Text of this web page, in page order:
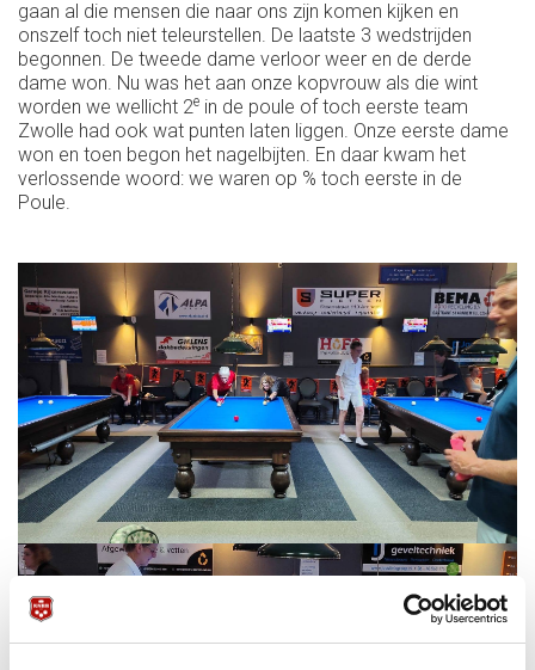
gaan al die mensen die naar ons zijn komen kijken en
onszelf toch niet teleurstellen. De laatste 3 wedstrijden
begonnen. De tweede dame verloor weer en de derde
dame won. Nu was het aan onze kopvrouw als die wint
worden we wellicht 2e in de poule of toch eerste team
Zwolle had ook wat punten laten liggen. Onze eerste dame
won en toen begon het nagelbijten. En daar kwam het
verlossende woord: we waren op % toch eerste in de
Poule.